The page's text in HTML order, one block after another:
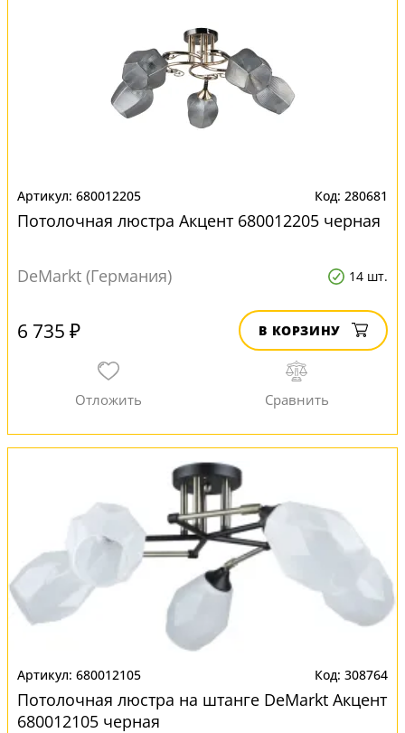
680012205 280681
Потолочная люстра Акцент 680012205 черная
DeMarkt (Германия) 14 шт.
6 735 ₽ В КОРЗИНУ
680012105 308764
Потолочная люстра на штанге DeMarkt Акцент
680012105 черная